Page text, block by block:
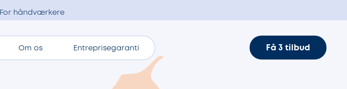
For håndværkere
Om os Entreprisegaranti Få 3 tilbud